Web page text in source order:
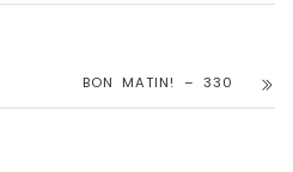
BON MATIN! – 330